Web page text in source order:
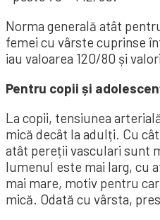
Norma generală atât
femei cu vârste cuprinse
iau valoarea 120/80 și
Pentru copii și
La copii, tensiunea
mică decât la adulți. Cu
atât pereții vasculari sunt
lumenul este mai larg, cu
mai mare, motiv pentru
mică. Odată cu vârsta,